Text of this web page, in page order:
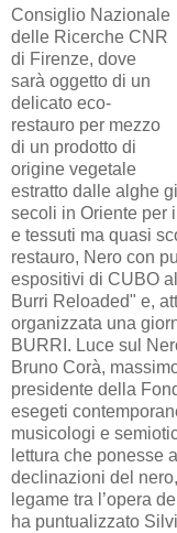
Consiglio Nazionale
delle Ricerche CNR
di Firenze, dove
sarà oggetto di un
delicato eco-
restauro per mezzo
di un prodotto di
origine vegetale
estratto dalle alghe
secoli in Oriente per
e tessuti ma quasi
restauro, Nero con
espositivi di CUBO
Burri Reloaded" e,
organizzata una
BURRI. Luce sul
Bruno Corà,
presidente della
esegeti
musicologi e
lettura che ponesse
declinazioni del
legame tra l’opera
ha puntualizzato